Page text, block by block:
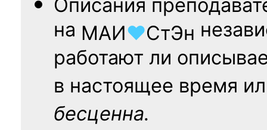
Описания
на МАИ♥СтЭн
работают ли
в настоящее время
бесценна.